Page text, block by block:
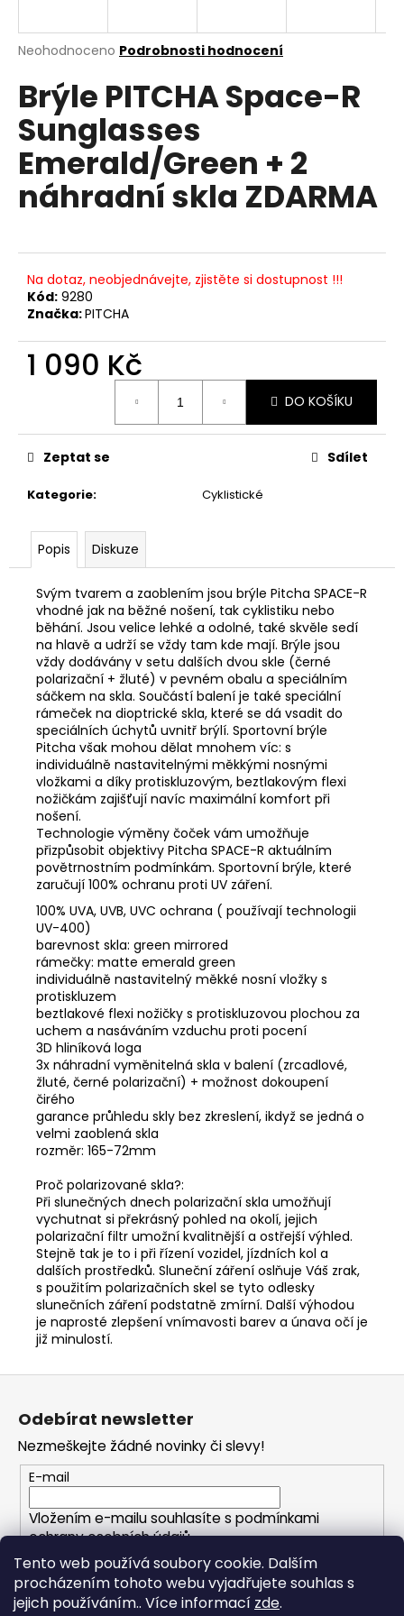
Tento web používá soubory cookie. Dalším
procházením tohoto webu vyjadřujete souhlas s
jejich používáním.. Více informací zde.
Průměrné
produktu
je
0,0
z
5
hvězdiček.
Neohodnoceno Podrobnosti hodnocení
Brýle PITCHA Space-R
Sunglasses
Emerald/Green + 2
náhradní skla ZDARMA
Na dotaz, neobjednávejte, zjistěte si dostupnost !!!
Kód: 9280
Značka:PITCHA
1 090 Kč
DO KOŠÍKU
Kategorie: Cyklistické
Zeptat se Sdílet
Popis Diskuze
Svým tvarem a zaoblením jsou brýle Pitcha SPACE-R
vhodné jak na běžné nošení, tak cyklistiku nebo
běhání. Jsou velice lehké a odolné, také skvěle sedí
na hlavě a udrží se vždy tam kde mají. Brýle jsou
vždy dodávány v setu dalších dvou skle (černé
polarizační + žluté) v pevném obalu a speciálním
sáčkem na skla. Součástí balení je také speciální
rámeček na dioptrické skla, které se dá vsadit do
speciálních úchytů uvnitř brýlí. Sportovní brýle
Pitcha však mohou dělat mnohem víc: s
individuálně nastavitelnými měkkými nosnými
vložkami a díky protiskluzovým, beztlakovým flexi
nožičkám zajišťují navíc maximální komfort při
nošení.
Technologie výměny čoček vám umožňuje
přizpůsobit objektivy Pitcha SPACE-R aktuálním
povětrnostním podmínkám. Sportovní brýle, které
zaručují 100% ochranu proti UV záření.
100% UVA, UVB, UVC ochrana ( používají technologii
UV-400)
barevnost skla: green mirrored
rámečky: matte emerald green
individuálně nastavitelný měkké nosní vložky s
protiskluzem
beztlakové flexi nožičky s protiskluzovou plochou za
uchem a nasáváním vzduchu proti pocení
3D hliníková loga
3x náhradní vyměnitelná skla v balení (zrcadlové,
žluté, černé polarizační) + možnost dokoupení
čirého
garance průhledu skly bez zkreslení, ikdyž se jedná o
velmi zaoblená skla
rozměr: 165-72mm
Proč polarizované skla?:
Při slunečných dnech polarizační skla umožňují
vychutnat si překrásný pohled na okolí, jejich
polarizační filtr umožní kvalitnější a ostřejší výhled.
Stejně tak je to i při řízení vozidel, jízdních kol a
dalších prostředků. Sluneční záření oslňuje Váš zrak,
s použitím polarizačních skel se tyto odlesky
slunečních záření podstatně zmírní. Další výhodou
je naprosté zlepšení vnímavosti barev a únava očí je
již minulostí.
j
t
?
HLEDAT
D
o
o
e
m
e
Z
Odebírat newsletter
Nezmeškejte žádné novinky či slevy!
E-mail
Vložením e-mailu souhlasíte spodmínkami
ochrany osobních údajů
PŘIHLÁSIT SE